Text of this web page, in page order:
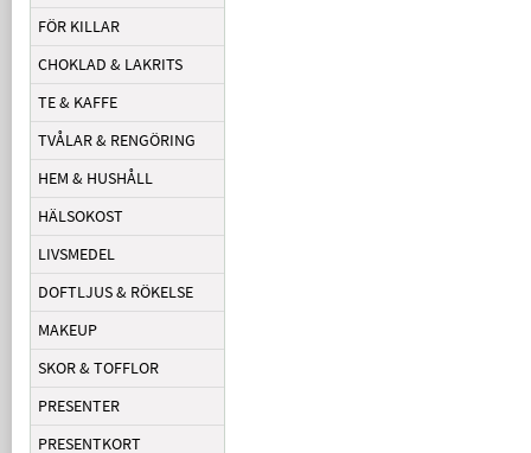
FÖR KILLAR
CHOKLAD & LAKRITS
TE & KAFFE
TVÅLAR & RENGÖRING
HEM & HUSHÅLL
HÄLSOKOST
LIVSMEDEL
DOFTLJUS & RÖKELSE
MAKEUP
SKOR & TOFFLOR
PRESENTER
PRESENTKORT